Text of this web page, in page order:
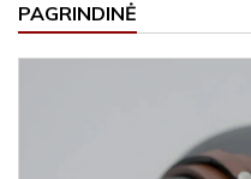
PAGRINDINĖ